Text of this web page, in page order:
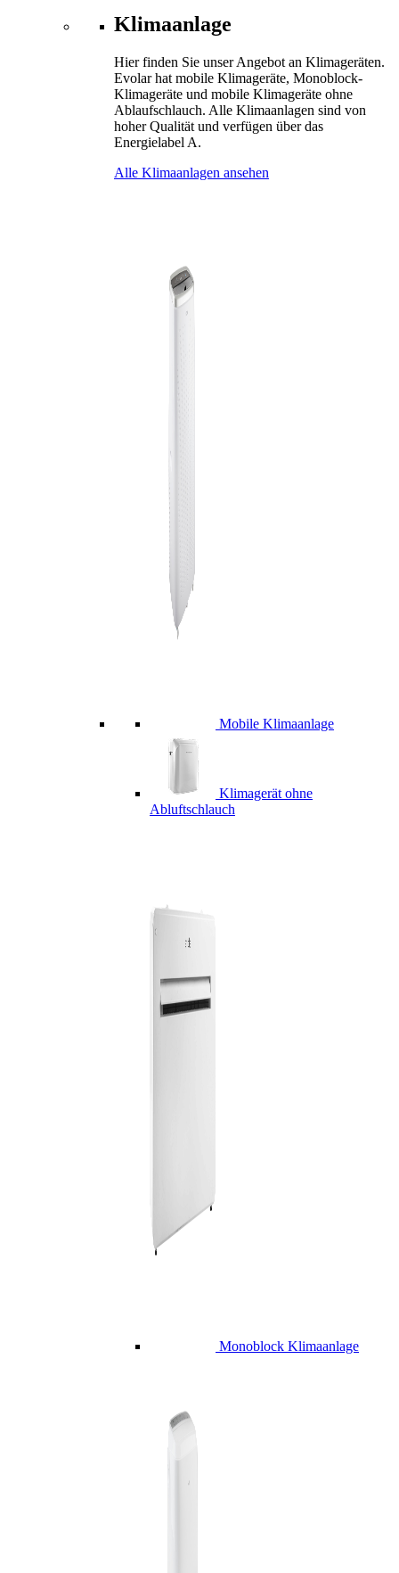
Klimaanlage
Hier finden Sie unser Angebot an Klimageräten.
Evolar hat mobile Klimageräte, Monoblock-
Klimageräte und mobile Klimageräte ohne
Ablaufschlauch. Alle Klimaanlagen sind von
hoher Qualität und verfügen über das
Energielabel A.
Alle Klimaanlagen ansehen
Mobile Klimaanlage
Klimagerät ohne
Abluftschlauch
Monoblock Klimaanlage